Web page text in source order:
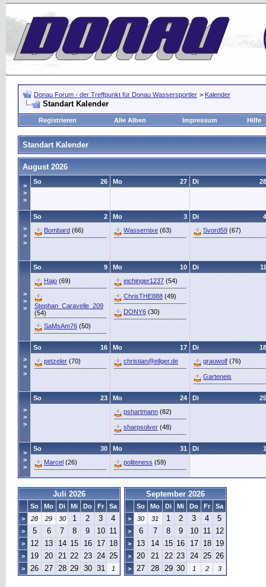
Donau Forum - der Treffpunkt für Donau Wassersportler > Kalender
Standart Kalender
Registrieren Alle Alben Impressum Hilfe
Standart Kalender
August 2026
>
>
>
26
So 27
Mo 28
Di
>
>
>
2
So
Bombard (66)
3
Mo
Wassernixe (63)
4
Di
Svord59 (67)
>
>
>
9
So
Hajo (69)
Stephan_Caravelle_209
(54)
SaMsAm76 (50)
10
Mo
eichinger1237 (54)
ChrisTHE888 (49)
DONY6 (30)
11
Di
>
>
>
16
So
petzeler (70)
17
Mo
christian@ellger.de
18
Di
grauwolf (76)
Garteneis
>
>
>
23
So 24
Mo
pshartmann (82)
sharpsolver (48)
25
Di
>
>
>
30
So
Marcel (26)
31
Mo
politeness (59)
1
Di
Juli 2026
So Mo Di Mi Do Fr
Sa
>
28 29 30 1 2 3 4
> 5 6 7 8 9 10 11
> 12 13 14 15 16 17 18
> 19 20 21 22 23 24 25
> 26 27 28 29 30 31 1
September 2026
So Mo Di Mi Do Fr
Sa
>
30 31 1 2 3 4 5
> 6 7 8 9 10 11 12
> 13 14 15 16 17 18 19
> 20 21 22 23 24 25 26
> 27 28 29 30 1 2 3